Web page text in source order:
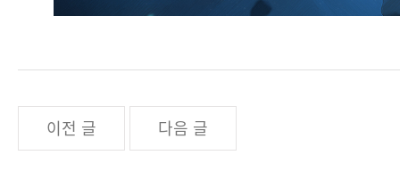
이전 글 다음 글